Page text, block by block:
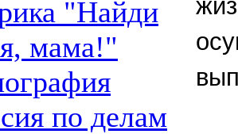
"Найди
мама!"
по делам